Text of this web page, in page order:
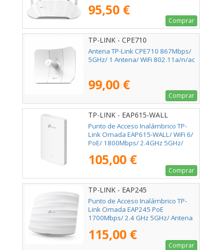
95,50 €
Comprar
TP-LINK - CPE710
Antena TP-Link CPE710 867Mbps/
5GHz/ 1 Antena/ WiFi 802.11a/n/ac
99,00 €
Comprar
TP-LINK - EAP615-WALL
Punto de Acceso Inalámbrico TP-
Link Omada EAP615-WALL/ WiFi 6/
PoE/ 1800Mbps/ 2.4GHz 5GHz/
ax/ac/a/n/b/g 802.3af/at
105,00 €
Comprar
TP-LINK - EAP245
Punto de Acceso Inalámbrico TP-
Link Omada EAP245 PoE
1700Mbps/ 2.4 GHz 5GHz/ Antena
115,00 €
Comprar